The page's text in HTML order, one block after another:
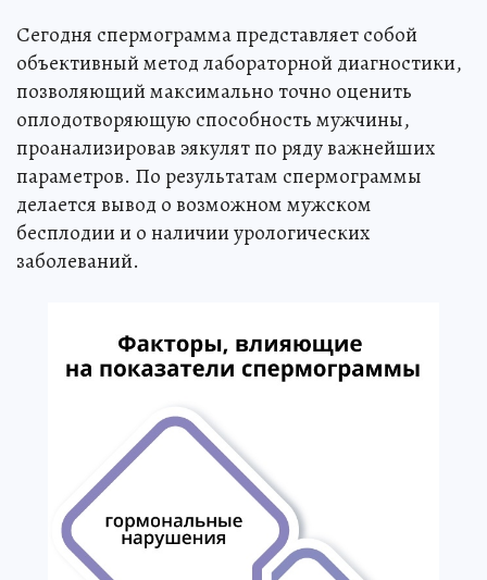
Сегодня спермограмма представляет собой
объективный метод лабораторной диагностики,
позволяющий максимально точно оценить
оплодотворяющую способность мужчины,
проанализировав эякулят по ряду важнейших
параметров. По результатам спермограммы
делается вывод о возможном мужском
бесплодии и о наличии урологических
заболеваний.